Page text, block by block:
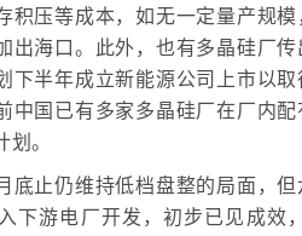
积压等成本，如无一定量产规
出海口。此外，也有多晶硅厂
下半年成立新能源公司上市以
中国已有多家多晶硅厂在厂内
。
底止仍维持低档盘整的局面，
下游电厂开发，初步已见成效